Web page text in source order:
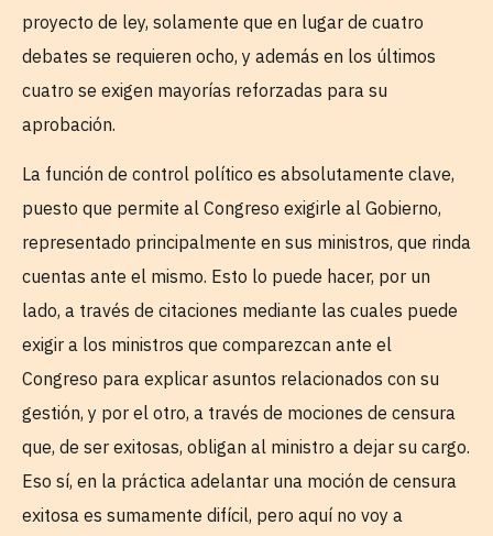
proyecto de ley, solamente que en lugar de cuatro
debates se requieren ocho, y además en los últimos
cuatro se exigen mayorías reforzadas para su
aprobación.
La función de control político es absolutamente clave,
puesto que permite al Congreso exigirle al Gobierno,
representado principalmente en sus ministros, que rinda
cuentas ante el mismo. Esto lo puede hacer, por un
lado, a través de citaciones mediante las cuales puede
exigir a los ministros que comparezcan ante el
Congreso para explicar asuntos relacionados con su
gestión, y por el otro, a través de mociones de censura
que, de ser exitosas, obligan al ministro a dejar su cargo.
Eso sí, en la práctica adelantar una moción de censura
exitosa es sumamente difícil, pero aquí no voy a